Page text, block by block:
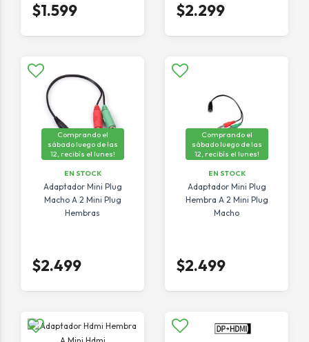
$1.599 $2.299
Comprando el
sábado luego de las
12, recibís el lunes!
EN STOCK
Adaptador Mini Plug
Macho A 2 Mini Plug
Hembras
$2.499
Comprando el
sábado luego de las
12, recibís el lunes!
EN STOCK
Adaptador Mini Plug
Hembra A 2 Mini Plug
Macho
$2.499